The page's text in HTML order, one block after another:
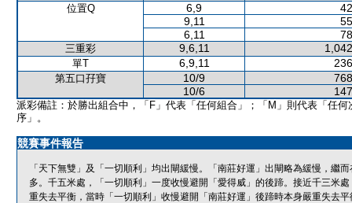
位置Q 6,9
9,11
6,11
三重彩 9,6,11
單T 6,9,11
第五口孖寶 10/9
10/6
派彩備註：於勝出組合中，「F」代表「任何組合」；「M」則代表「任何
序」。
競賽事件報告
「天下無雙」及「一切順利」均出閘緩慢。「南莊好運」出閘略為緩慢，繼
多。千五米處，「一切順利」一度收慢避開「愛得威」的後蹄。接近千三米
重失去平衡，當時「一切順利」收慢避開「南莊好運」後蹄時本身嚴重失去